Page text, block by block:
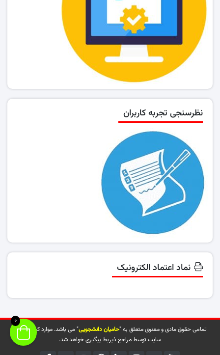
نظرسنجی تجربه کاربران
نماد اعتماد الکترونیک
تمامی حقوق مادی و معنوی متعلق به "حامیان دانشجویی" می باشد. موارد کپی شده از
سایت توسط مراجع ذیربط پیگیری خواهد شد.
0